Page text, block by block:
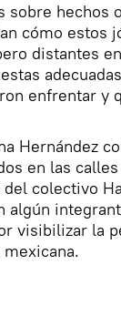
sobre hechos
cómo estos
distantes
enfrentar y
Hernández
en las
colectivo
algún
visibilizar la